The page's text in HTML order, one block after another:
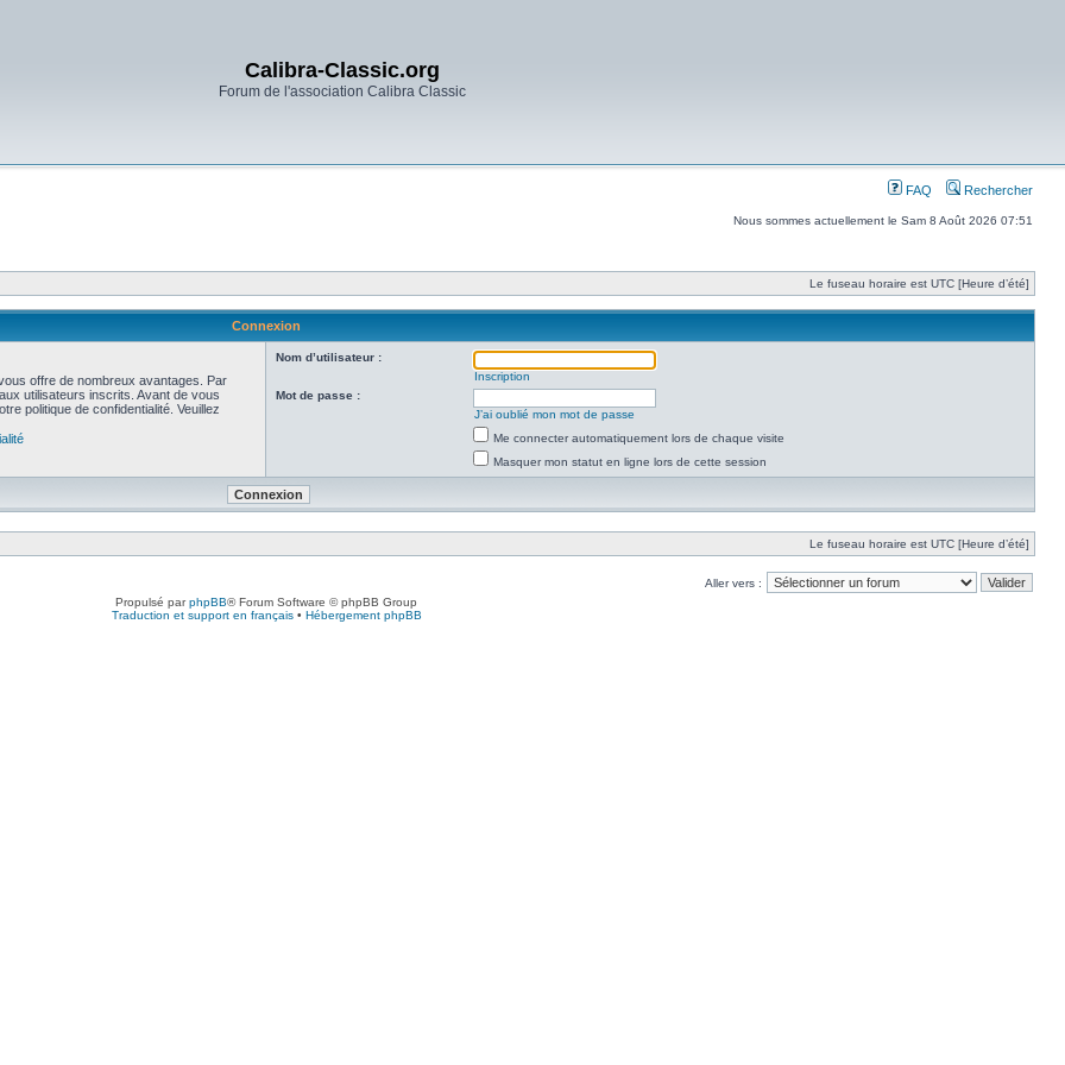
Calibra-Classic.org
Forum de l'association Calibra Classic
FAQ Rechercher
Nous sommes actuellement le Sam 8 Août 2026 07:51
Le fuseau horaire est UTC [Heure d’été]
Connexion
offre de nombreux avantages. Par
utilisateurs inscrits. Avant de vous
politique de confidentialité. Veuillez
Nom d’utilisateur :
Inscription
Mot de passe :
J’ai oublié mon mot de passe
Me connecter automatiquement lors de chaque visite
Masquer mon statut en ligne lors de cette session
Le fuseau horaire est UTC [Heure d’été]
Aller vers :
Propulsé parphpBB® Forum Software © phpBB Group
Traduction et support en français• Hébergement phpBB